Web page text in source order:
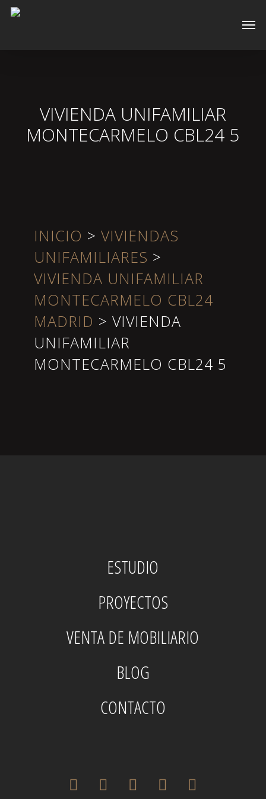
Skip
VIVIENDA UNIFAMILIAR
MONTECARMELO CBL24 5
INICIO > VIVIENDAS
UNIFAMILIARES >
VIVIENDA UNIFAMILIAR
MONTECARMELO CBL24
MADRID > VIVIENDA
UNIFAMILIAR
MONTECARMELO CBL24 5
ESTUDIO
PROYECTOS
VENTA DE MOBILIARIO
BLOG
CONTACTO
twitter facebookpinterestinstagram
houzz